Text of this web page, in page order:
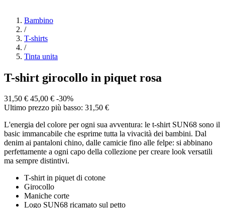
Bambino
/
T-shirts
/
Tinta unita
T-shirt girocollo in piquet rosa
31,50 € 45,00 € -30%
Ultimo prezzo più basso: 31,50 €
L'energia del colore per ogni sua avventura: le t-shirt SUN68 sono il
basic immancabile che esprime tutta la vivacità dei bambini. Dal
denim ai pantaloni chino, dalle camicie fino alle felpe: si abbinano
perfettamente a ogni capo della collezione per creare look versatili
ma sempre distintivi.
T-shirt in piquet di cotone
Girocollo
Maniche corte
Logo SUN68 ricamato sul petto